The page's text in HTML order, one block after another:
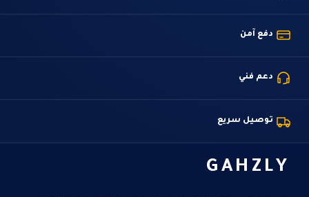
دفع آمن
دعم فني
توصيل سريع
GAHZLY